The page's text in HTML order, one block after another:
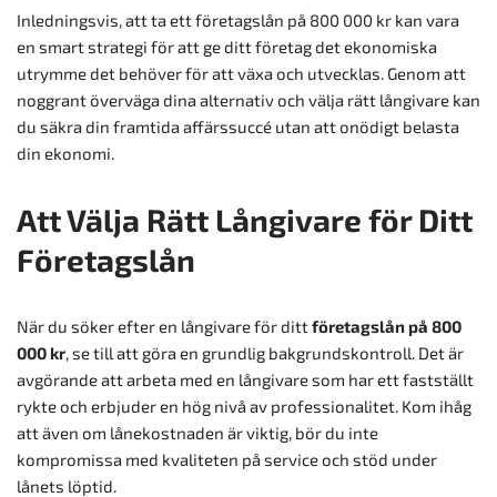
Inledningsvis, att ta ett företagslån på 800 000 kr kan vara
en smart strategi för att ge ditt företag det ekonomiska
utrymme det behöver för att växa och utvecklas. Genom att
noggrant överväga dina alternativ och välja rätt långivare kan
du säkra din framtida affärssuccé utan att onödigt belasta
din ekonomi.
Att Välja Rätt Långivare för Ditt
Företagslån
När du söker efter en långivare för dittföretagslån på 800
000 kr, se till att göra en grundlig bakgrundskontroll. Det är
avgörande att arbeta med en långivare som har ett fastställt
rykte och erbjuder en hög nivå av professionalitet. Kom ihåg
att även om lånekostnaden är viktig, bör du inte
kompromissa med kvaliteten på service och stöd under
lånets löptid.